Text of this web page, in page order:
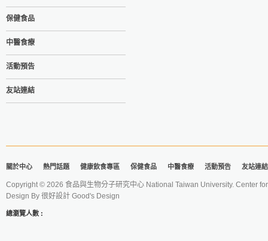
保健食品
中醫食療
活動預告
友站連結
關於中心 熱門話題 健康飲食專區 保健食品 中醫食療 活動預告 友站連結
Copyright © 2026 食品與生物分子研究中心 National Taiwan University. Center
Design By 很好設計 Good's Design
總瀏覽人數 :